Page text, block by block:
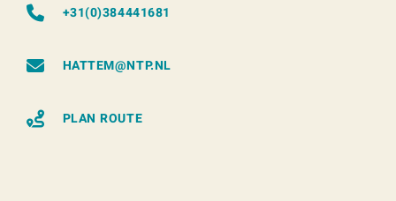
+31(0)384441681
HATTEM@NTP.NL
PLAN ROUTE